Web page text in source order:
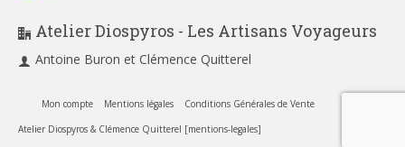
Atelier Diospyros - Les Artisans Voyageurs
Antoine Buron et Clémence Quitterel
Mon compte Mentions légales
Conditions Générales de Vente
Atelier Diospyros & Clémence Quitterel [mentions-legales]